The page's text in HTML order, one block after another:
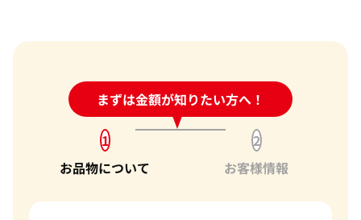
まずは金額が知りたい方へ！
24時間受付中!問い合わせフォーム
1
お品物について
2
お客様情報